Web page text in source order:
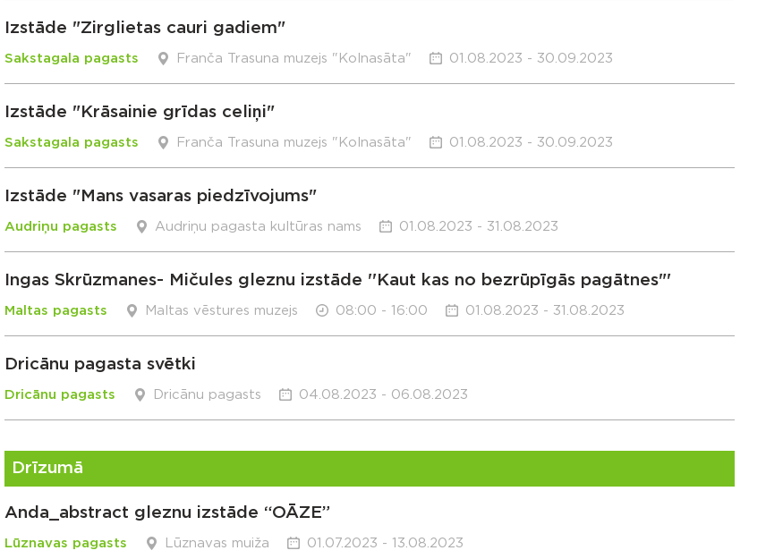
Izstāde "Zirglietas cauri gadiem"
Sakstagala pagasts Franča Trasuna muzejs "Kolnasāta" 01.08.2023 - 30.09.2023
Izstāde "Krāsainie grīdas celiņi"
Sakstagala pagasts Franča Trasuna muzejs "Kolnasāta" 01.08.2023 - 30.09.2023
Izstāde "Mans vasaras piedzīvojums"
Audriņu pagasts Audriņu pagasta kultūras nams 01.08.2023 - 31.08.2023
Ingas Skrūzmanes- Mičules gleznu izstāde ''Kaut kas no bezrūpīgās pagātnes"'
Maltas pagasts Maltas vēstures muzejs 08:00 - 16:00 01.08.2023 - 31.08.2023
Dricānu pagasta svētki
Dricānu pagasts Dricānu pagasts 04.08.2023 - 06.08.2023
Drīzumā
Anda_abstract gleznu izstāde “OĀZE”
Lūznavas pagasts Lūznavas muiža 01.07.2023 - 13.08.2023